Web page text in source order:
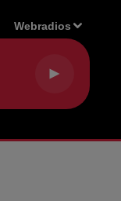
Webradios